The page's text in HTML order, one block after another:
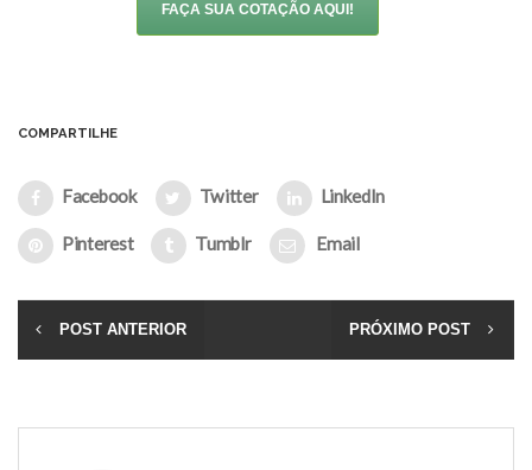
FAÇA SUA COTAÇÃO AQUI!
COMPARTILHE
Facebook Twitter LinkedIn
Pinterest Tumblr Email
POST ANTERIOR PRÓXIMO POST